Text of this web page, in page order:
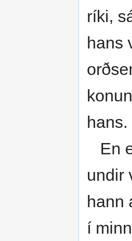
ríki,
hans
hans.
En
undir
hann
í